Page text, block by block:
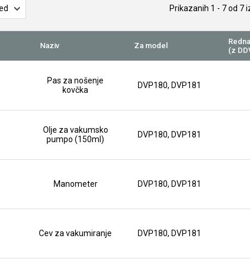
Prikazanih 1 - 7od 7
Naziv Za model
(z
Pas za nošenje
kovčka
DVP180, DVP181
Olje za vakumsko
pumpo (150ml)
DVP180, DVP181
Manometer DVP180, DVP181
Cev za vakumiranje DVP180, DVP181